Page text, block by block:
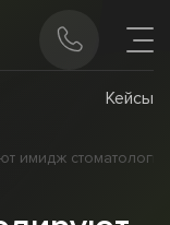
Кейсы
имидж